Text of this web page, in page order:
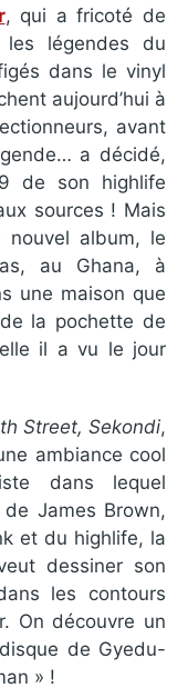
, qui a fricoté de
légendes du
dans le vinyl
aujourd’hui à
avant
a décidé,
de son highlife
sources ! Mais
album, le
au Ghana, à
une maison que
la pochette de
il a vu le jour
Street, Sekondi,
ambiance cool
dans lequel
James Brown,
et du highlife, la
dessiner son
les contours
On découvre un
de Gyedu-
» !